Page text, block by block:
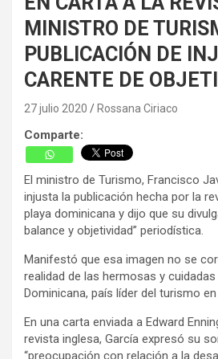
MINISTRO DE
PUBLICACIÓN DE
CARENTE DE
27 julio 2020 Rossana Ciriaco
Comparte:
El ministro de Turismo, Francisco
injusta la publicación hecha por la
playa dominicana y dijo que su
balance y objetividad” periodística.
Manifestó que esa imagen no se
realidad de las hermosas y
Dominicana, país líder del turismo
En una carta enviada a Edward
revista inglesa, García expresó su
“preocupación con relación a la